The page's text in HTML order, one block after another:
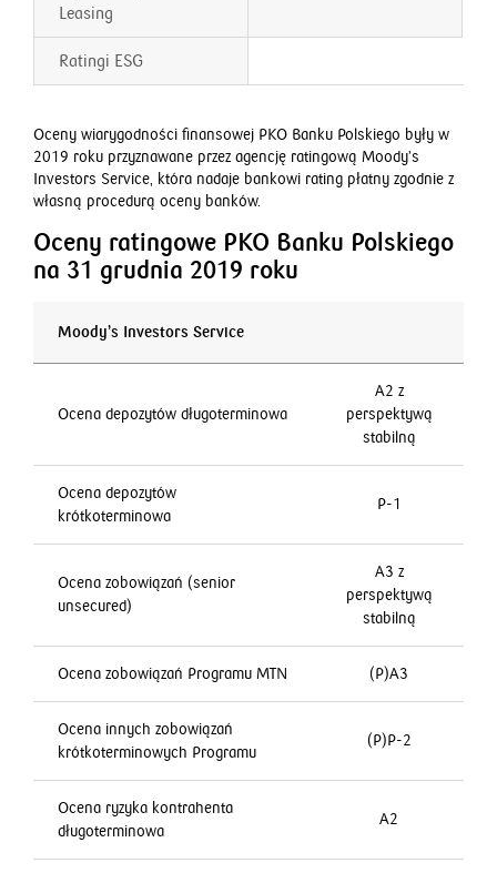
Leasing
Ratingi ESG
Oceny wiarygodności finansowej PKO Banku Polskiego były w
2019 roku przyznawane przez agencję ratingową Moody’s
Investors Service, która nadaje bankowi rating płatny zgodnie z
własną procedurą oceny banków.
Oceny ratingowe PKO Banku Polskiego
na 31 grudnia 2019 roku
Moody’s Investors Service
Ocena depozytów długoterminowa
A2 z
perspektywą
stabilną
Ocena depozytów
krótkoterminowa
P-1
Ocena zobowiązań (senior
unsecured)
A3 z
perspektywą
stabilną
Ocena zobowiązań Programu MTN (P)A3
Ocena innych zobowiązań
krótkoterminowych Programu
(P)P-2
Ocena ryzyka kontrahenta
długoterminowa
A2